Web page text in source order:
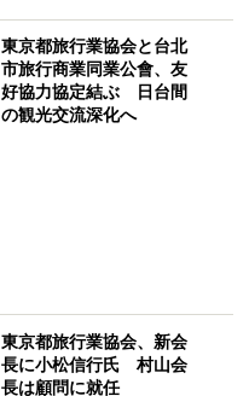
東京都旅行業協会と台北
市旅行商業同業公會、友
好協力協定結ぶ 日台間
の観光交流深化へ
東京都旅行業協会、新会
長に小松信行氏 村山会
長は顧問に就任